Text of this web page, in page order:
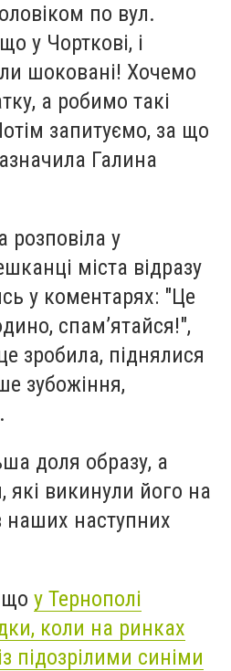
по вул.
у Чорткові, і
шоковані! Хочемо
а робимо такі
запитуємо, за що
Галина
у
міста відразу
у коментарях: "Це
спам’ятайся!",
зробила, піднялися
зубожіння,
доля образу, а
які викинули його на
наших наступних
у Тернополі
коли на ринках
підозрілими синіми